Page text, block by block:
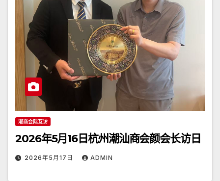
潮商会际互访
2026年5月16日杭州潮汕商会颜会长访日
2026年5月17日 ADMIN